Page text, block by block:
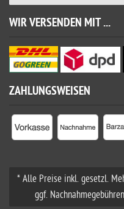
WIR VERSENDEN MIT ...
ZAHLUNGSWEISEN
* Alle Preise inkl. gesetzl.
ggf.